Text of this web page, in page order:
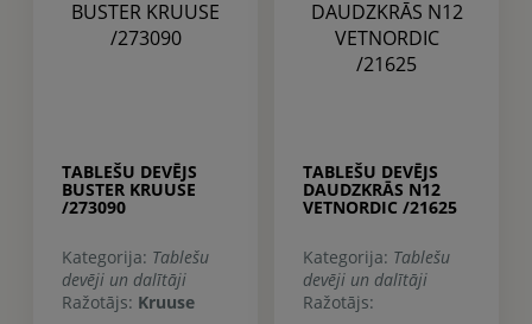
TABLEŠU DEVĒJS
BUSTER KRUUSE
/273090
Kategorija: Tablešu
devēji un dalītāji
Ražotājs: Kruuse
TABLEŠU DEVĒJS
DAUDZKRĀS N12
VETNORDIC /21625
Kategorija: Tablešu
devēji un dalītāji
Ražotājs: